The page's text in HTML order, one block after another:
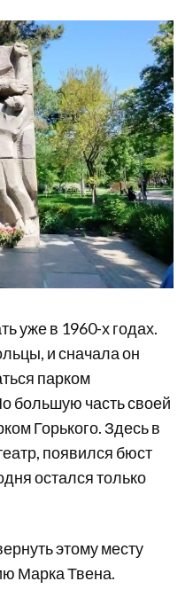
уже в 1960-х годах.
и сначала он
парком
большую часть своей
Горького. Здесь в
появился бюст
остался только
этому месту
Марка Твена.